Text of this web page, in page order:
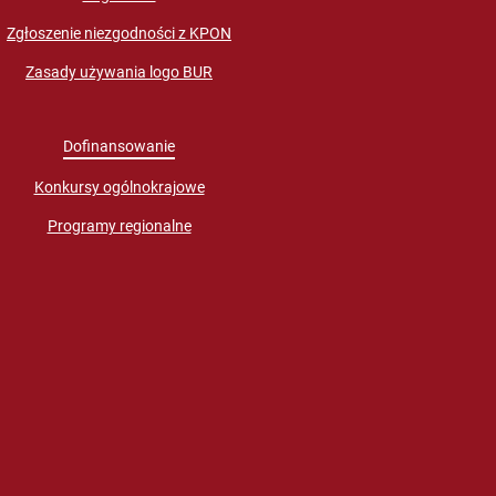
Zgłoszenie niezgodności z KPON
Zasady używania logo BUR
Dofinansowanie
Konkursy ogólnokrajowe
Programy regionalne